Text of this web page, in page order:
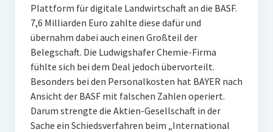
Plattform für digitale Landwirtschaft an die BASF.
7,6 Milliarden Euro zahlte diese dafür und
übernahm dabei auch einen Großteil der
Belegschaft. Die Ludwigshafer Chemie-Firma
fühlte sich bei dem Deal jedoch übervorteilt.
Besonders bei den Personalkosten hat BAYER nach
Ansicht der BASF mit falschen Zahlen operiert.
Darum strengte die Aktien-Gesellschaft in der
Sache ein Schiedsverfahren beim „International